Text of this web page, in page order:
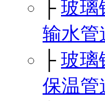
├ 玻璃
输水管
├ 玻璃
保温管